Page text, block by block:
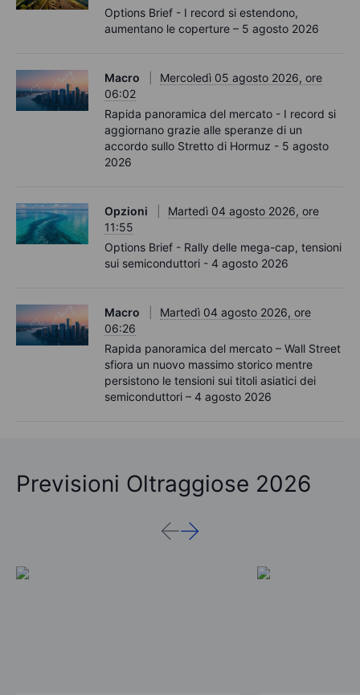
Options Brief - I record si estendono,
aumentano le coperture – 5 agosto 2026
Macro
Mercoledì 05 agosto 2026, ore
06:02
Rapida panoramica del mercato - I record si
aggiornano grazie alle speranze di un
accordo sullo Stretto di Hormuz - 5 agosto
2026
Opzioni
Martedì 04 agosto 2026, ore
11:55
Options Brief - Rally delle mega-cap, tensioni
sui semiconduttori - 4 agosto 2026
Macro
Martedì 04 agosto 2026, ore
06:26
Rapida panoramica del mercato – Wall Street
sfiora un nuovo massimo storico mentre
persistono le tensioni sui titoli asiatici dei
semiconduttori – 4 agosto 2026
Previsioni Oltraggiose 2026